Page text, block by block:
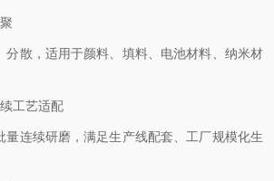
散，适用于颜料、填料、电池材料、纳米材
工艺适配
连续研磨，满足生产线配套、工厂规模化生